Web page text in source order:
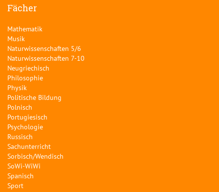
Fächer
Mathematik
Musik
Naturwissenschaften 5/6
Naturwissenschaften 7-10
Neugriechisch
Philosophie
Physik
Politische Bildung
Polnisch
Portugiesisch
Psychologie
Russisch
Sachunterricht
Sorbisch/Wendisch
SoWi-WiWi
Spanisch
Sport